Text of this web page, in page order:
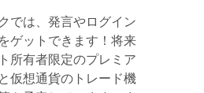
では、発言やログイン
ゲットできます！将来
所有者限定のプレミア
仮想通貨のトレード機